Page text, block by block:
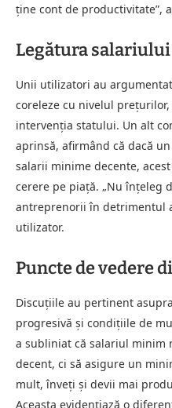
ține cont de productivitate”,
Legătura
Unii utilizatori au
coreleze cu nivelul
intervenția statului. Un alt
aprinsă, afirmând că dacă
salarii minime decente,
cerere pe piață. „Nu înțeleg
antreprenorii în detrimentul
utilizator.
Puncte de vedere
Discuțiile au pertinent
progresivă și condițiile de
a subliniat că salariul minim
decent, ci să asigure un
mult, înveți și devii mai
Aceasta evidențiază o